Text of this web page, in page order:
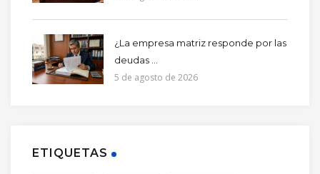
¿La empresa matriz responde por las
deudas ...
5 de agosto de 2026
ETIQUETAS